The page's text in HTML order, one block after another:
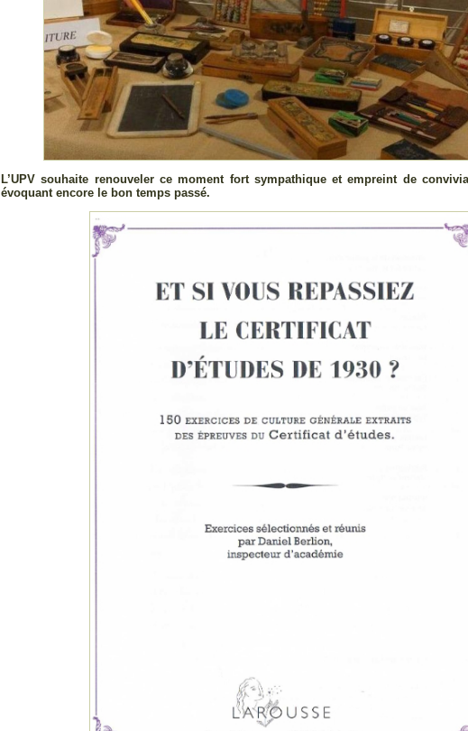
L’UPV souhaite renouveler ce moment fort sympathique et empreint de
évoquant encore le bon temps passé.